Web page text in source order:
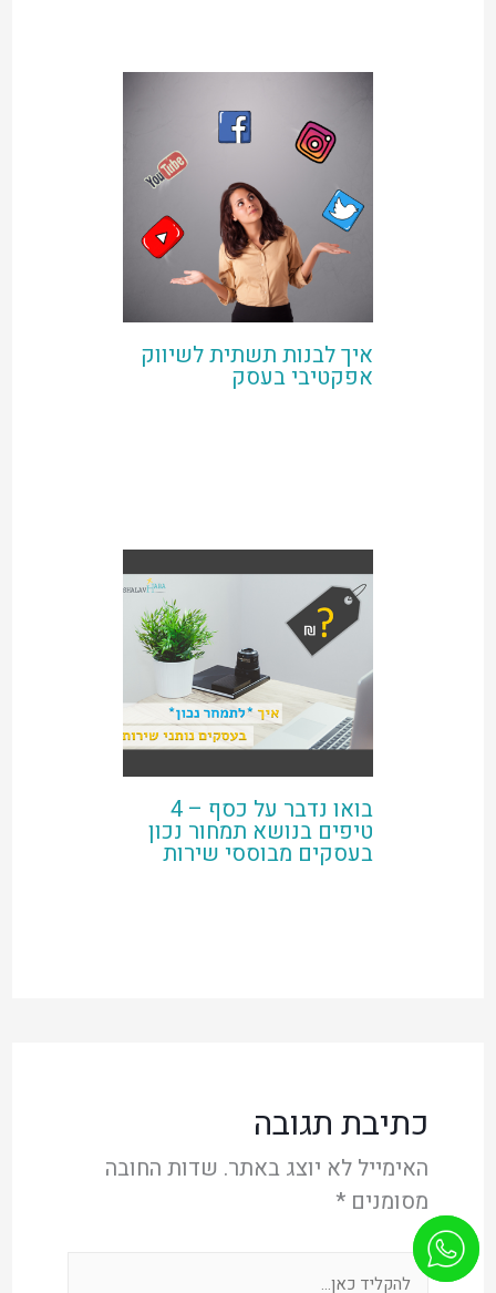
איך לבנות תשתית לשיווק
אפקטיבי בעסק
בואו נדבר על כסף – 4
טיפים בנושא תמחור נכון
בעסקים מבוססי שירות
כתיבת תגובה
האימייל לא יוצג באתר. שדות החובה
מסומנים *